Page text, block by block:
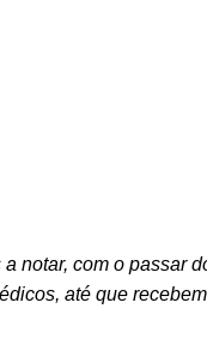
notar, com o passar
até que